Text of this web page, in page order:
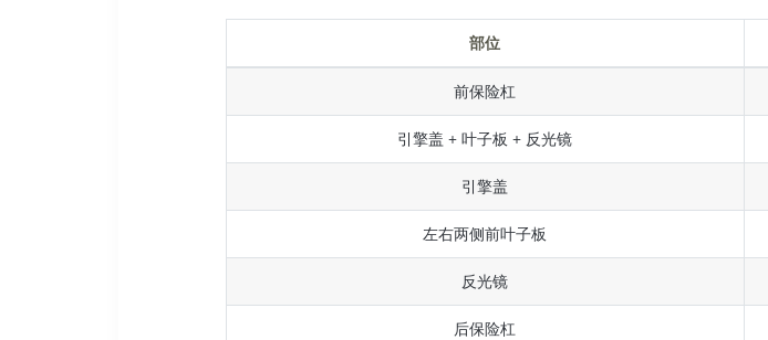
部位
前保险杠
引擎盖 + 叶子板 + 反光镜
引擎盖
左右两侧前叶子板
反光镜
后保险杠